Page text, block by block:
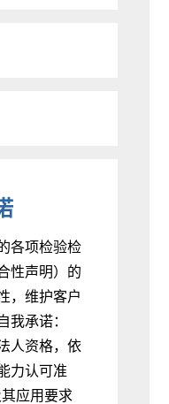
各项检验检
性声明）的
，维护客户
我承诺：
人资格，依
力认可准
应用要求